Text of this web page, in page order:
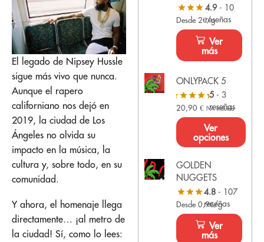
El legado de Nipsey Hussle
sigue más vivo que nunca.
Aunque el rapero
californiano nos dejó en
2019, la ciudad de Los
Ángeles no olvida su
impacto en la música, la
cultura y, sobre todo, en su
comunidad.
Y ahora, el homenaje llega
directamente… ¡al metro de
la ciudad! Sí, como lo lees:
4.9- 10
reseñas
Desde 2€/g
Ver
más
ONLYPACK 5
5- 3
reseñas
20,90€ IVA Incluido
Ver
opciones
GOLDEN
NUGGETS
4.8- 107
reseñas
Desde 0,9€/g
Ver
más